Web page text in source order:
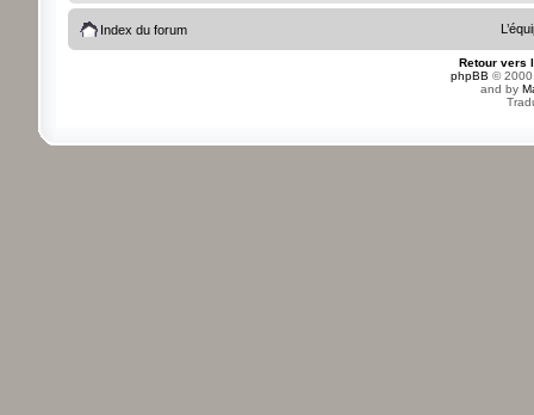
Index du forum
Retour vers
phpBB ©
and by